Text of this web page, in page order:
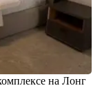
на Лонг